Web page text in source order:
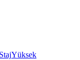
StajYüksek